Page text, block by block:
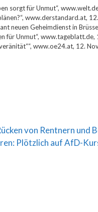
sorgt für Unmut“,
www.derstandard.at,
neuen Geheimdienst in
für Unmut“,
www.oe24.at, 12.
von Rentnern und
Plötzlich auf AfD-